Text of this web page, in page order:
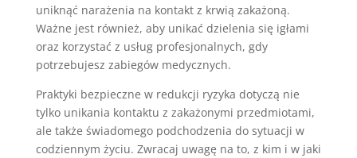
uniknąć narażenia na kontakt z krwią zakażoną.
Ważne jest również, aby unikać dzielenia się igłami
oraz korzystać z usług profesjonalnych, gdy
potrzebujesz zabiegów medycznych.
Praktyki bezpieczne w redukcji ryzyka dotyczą nie
tylko unikania kontaktu z zakażonymi przedmiotami,
ale także świadomego podchodzenia do sytuacji w
codziennym życiu. Zwracaj uwagę na to, z kim i w jaki